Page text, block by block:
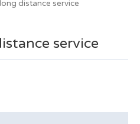
distance service
service